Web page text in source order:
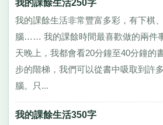
我的課餘生活250字
我的課餘生活非常豐富多彩，有下棋
腦…… 我的課餘時間最喜歡做的兩件
天晚上，我都會看20分鐘至40分鐘的
步的階梯，我們可以從書中吸取到許
腦。只...
我的課餘生活350字